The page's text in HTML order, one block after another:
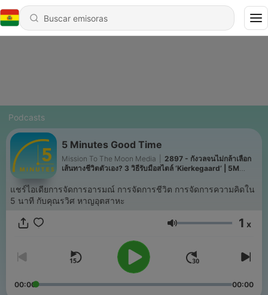
Podcasts
5 Minutes Good Time
Mission To The Moon Media
2897 - กังวลจนไม่กล้าเลือก
เส้นทางชีวิตตัวเอง? 3 วิธีรับมือสไตล์ ‘Kierkegaard’ | 5M
แชร์ไอเดียการจัดการอารมณ์ การจัดการชีวิต การจัดการความคิดใน
5 นาที กับคุณรวิศ หาญอุตสาหะ
Volumen 1 x
00:00 00:00